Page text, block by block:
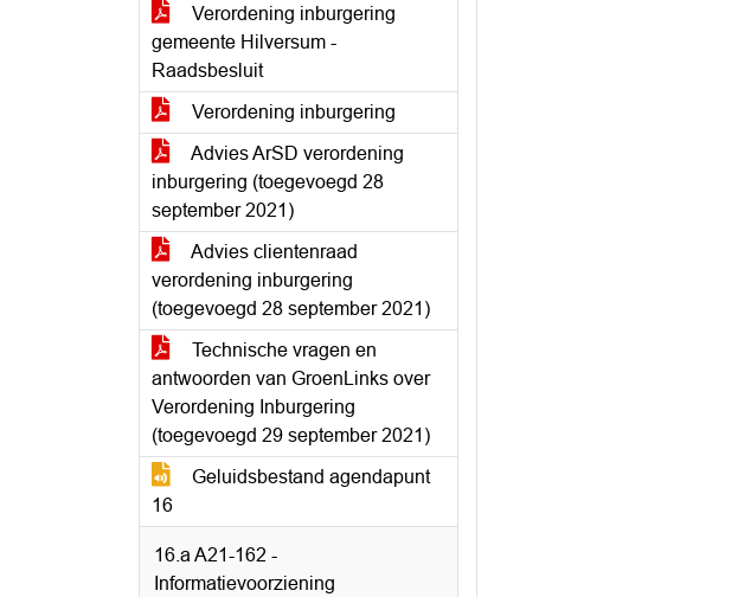
Verordening inburgering
gemeente Hilversum -
Raadsbesluit
Verordening inburgering
Advies ArSD verordening
inburgering (toegevoegd 28
september 2021)
Advies clientenraad
verordening inburgering
(toegevoegd 28 september 2021)
Technische vragen en
antwoorden van GroenLinks over
Verordening Inburgering
(toegevoegd 29 september 2021)
Geluidsbestand agendapunt
16
16.a A21-162 -
Informatievoorziening